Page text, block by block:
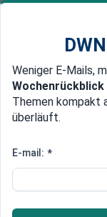
Newsticker
Edelmetalle
Mehr Transparenz
fairer
Weniger E-Mails,
Wochenrückblick
Themen kompakt
überläuft.
E-mail: *